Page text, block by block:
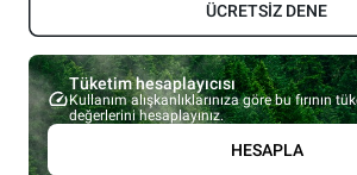
ÜCRETSİZ DENE
Tüketim hesaplayıcısı
Kullanım alışkanlıklarınıza göre bu fırının
değerlerini hesaplayınız.
HESAPLA